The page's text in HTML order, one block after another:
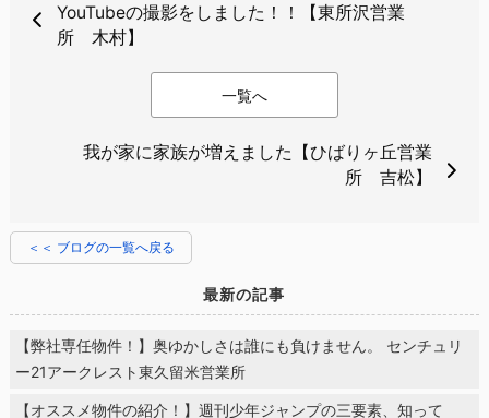
YouTubeの撮影をしました！！【東所沢営業
所 木村】
一覧へ
我が家に家族が増えました【ひばりヶ丘営業
所 吉松】
＜＜ ブログの一覧へ戻る
最新の記事
【弊社専任物件！】奥ゆかしさは誰にも負けません。 センチュリ
ー21アークレスト東久留米営業所
【オススメ物件の紹介！】週刊少年ジャンプの三要素、知って